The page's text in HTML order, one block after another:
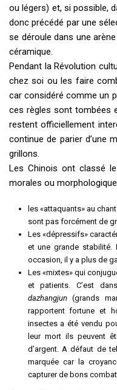
ou légers) et, si possible,
donc précédé par une
se déroule dans une
céramique.
Pendant la Révolution
chez soi ou les faire
car considéré comme un
ces règles sont tombées
restent officiellement
continue de parier d’une
grillons.
Les Chinois ont classé
morales ou
les «attaquants» au
sont pas forcément de
Les «dépressifs»
et une grande
occasion, il y a plus de
Les «mixtes» qui
et patients. C’est
dazhangjun(grands
rapportent fortune et
insectes a été vendu
leur mort ils peuvent
d’argent. A défaut de
marquée car la
capturer de bons